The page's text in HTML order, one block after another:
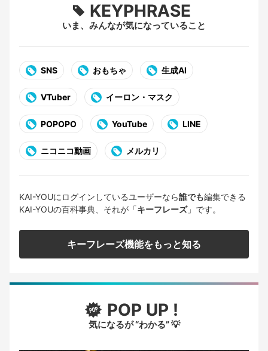
KEYPHRASE
いま、みんなが気になっていること
SNS おもちゃ 生成AI
VTuber イーロン・マスク
POPOPO YouTube LINE
ニコニコ動画 メルカリ
KAI-YOUにログインしているユーザーなら誰でも編集できる
KAI-YOUの百科事典、それが「キーフレーズ」です。
キーフレーズ機能をもっと知る
POP UP !
気になるが “わかる” 💡